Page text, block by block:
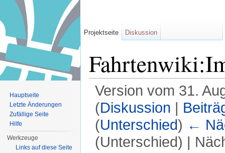
Version vom 31.
(Diskussion |
(Unterschied) ←
(Unterschied) |
Projektseite Diskussion
Hauptseite
Letzte Änderungen
Zufällige Seite
Hilfe
Werkzeuge
Links auf diese Seite